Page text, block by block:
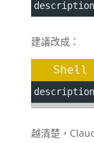
建議改成：
Shell
越清楚，